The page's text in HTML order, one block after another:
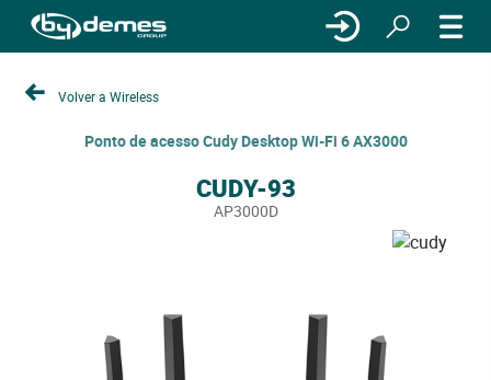
Volver a Wireless
Ponto de acesso Cudy Desktop Wi-Fi 6 AX3000
CUDY-93
AP3000D